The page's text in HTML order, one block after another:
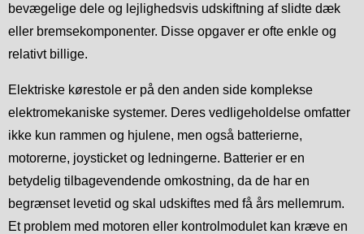
bevægelige dele og lejlighedsvis udskiftning af slidte dæk
eller bremsekomponenter. Disse opgaver er ofte enkle og
relativt billige.
Elektriske kørestole er på den anden side komplekse
elektromekaniske systemer. Deres vedligeholdelse omfatter
ikke kun rammen og hjulene, men også batterierne,
motorerne, joysticket og ledningerne. Batterier er en
betydelig tilbagevendende omkostning, da de har en
begrænset levetid og skal udskiftes med få års mellemrum.
Et problem med motoren eller kontrolmodulet kan kræve en